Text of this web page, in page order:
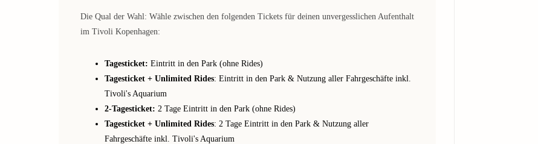
Die Qual der Wahl: Wähle zwischen den folgenden Tickets für deinen unvergesslichen Aufenthalt
im Tivoli Kopenhagen:
Tagesticket: Eintritt in den Park (ohne Rides)
Tagesticket + Unlimited Rides: Eintritt in den Park & Nutzung aller Fahrgeschäfte inkl.
Tivoli's Aquarium
2-Tagesticket: 2 Tage Eintritt in den Park (ohne Rides)
Tagesticket + Unlimited Rides: 2 Tage Eintritt in den Park & Nutzung aller
Fahrgeschäfte inkl. Tivoli's Aquarium